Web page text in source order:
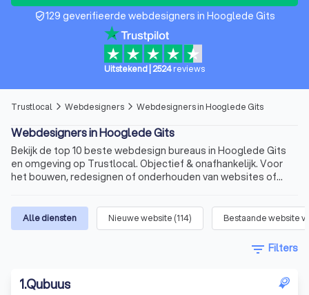
verified_user129 geverifieerde webdesigners in Hooglede Gits
Uitstekend 2524reviews
Trustlocal arrow_forward_ios Webdesigners arrow_forward_ios Webdesigners in Hooglede Gits
Webdesigners in Hooglede Gits
Bekijk de top 10 beste webdesign bureaus in Hooglede Gits
en omgeving op Trustlocal. Objectief & onafhankelijk. Voor
het bouwen, redesignen of onderhouden van websites of
Alle diensten Nieuwe website (114) Bestaande website
filter_list Filters
1.Qubuus